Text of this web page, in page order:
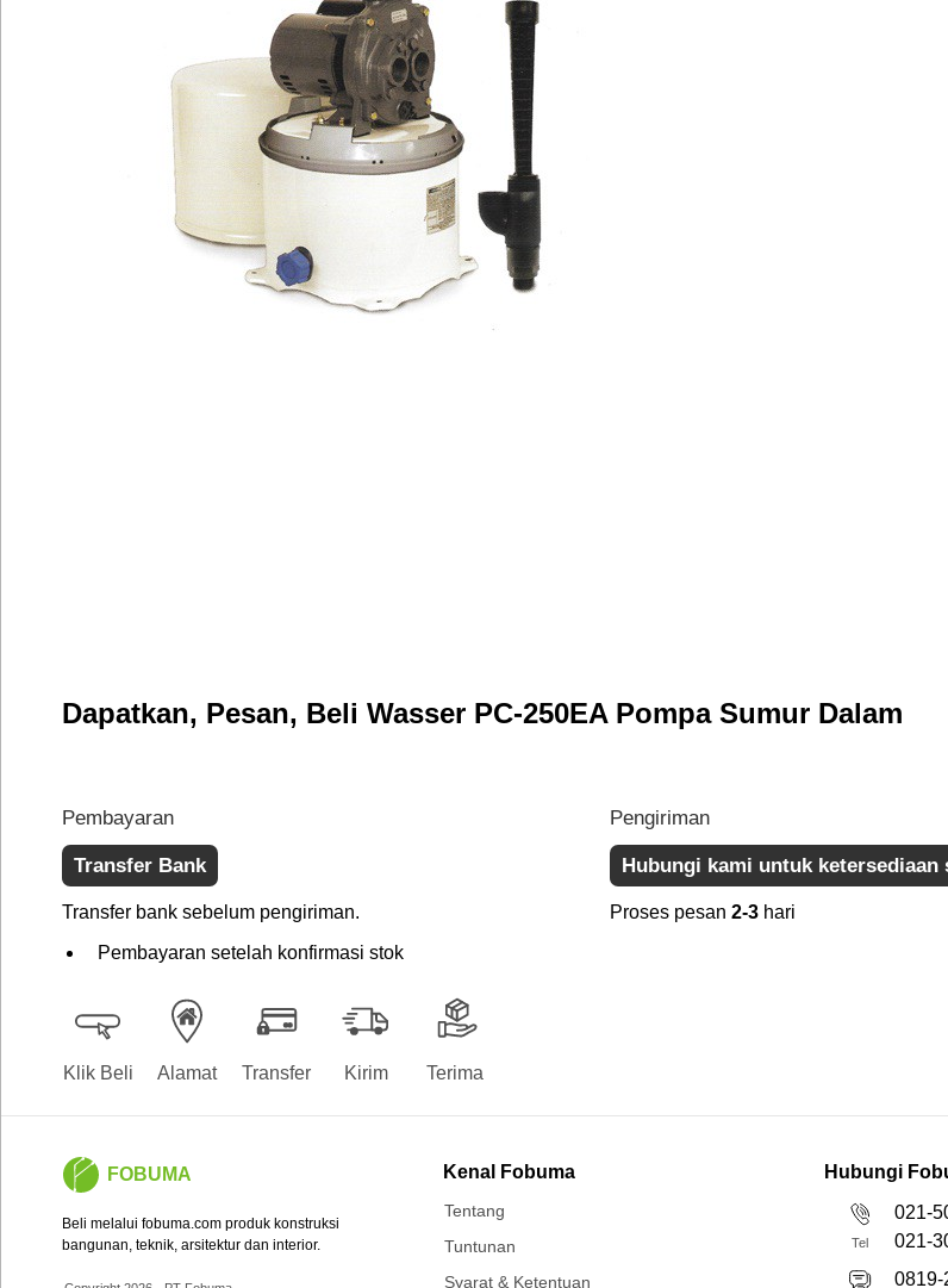
Dapatkan, Pesan, Beli Wasser PC-250EA Pompa Sumur Dalam
Pembayaran
Transfer Bank
Transfer bank sebelum pengiriman.
Pembayaran setelah konfirmasi stok
Pengiriman
Hubungi kami untuk ketersediaan
Proses pesan 2-3 hari
Klik Beli Alamat Transfer Kirim Terima
FOBUMA
Beli melalui fobuma.com produk konstruksi
bangunan, teknik, arsitektur dan interior.
Kenal Fobuma
Tentang
Tuntunan
Syarat & Ketentuan
Hubungi
Tel
021-
021-
0819-